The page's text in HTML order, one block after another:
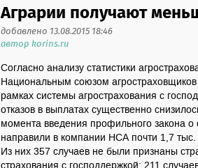
Аграрии получают
добавлено 13.08.2015 18:46
автор korins.ru
Согласно анализу статистики
Национальным союзом
рамках системы агрострахования с
отказов в выплатах существенно
момента введения профильного закона о
направили в компании НСА почти 1,7
Из них 357 случаев не были признаны